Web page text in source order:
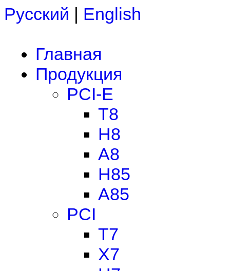
Русский | English
Главная
Продукция
PCI-E
T8
H8
A8
H85
A85
PCI
T7
X7